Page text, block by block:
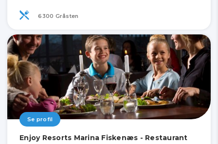
6300 Gråsten
Se profil
Enjoy Resorts Marina Fiskenæs - Restaurant